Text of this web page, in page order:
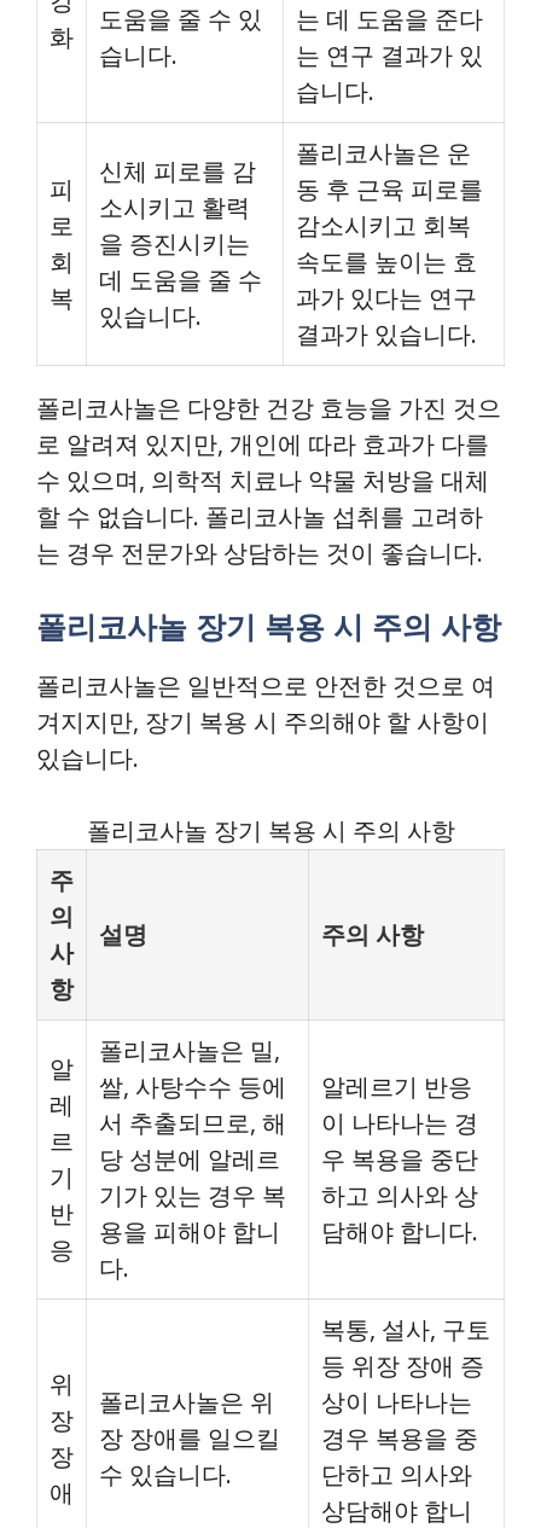
화
도움을 줄 수 있
습니다.
는 데 도움을 준다
는 연구 결과가 있
습니다.
피
로
회
복
신체 피로를 감
소시키고 활력
을 증진시키는
데 도움을 줄 수
있습니다.
폴리코사놀은 운
동 후 근육 피로를
감소시키고 회복
속도를 높이는 효
과가 있다는 연구
결과가 있습니다.
폴리코사놀은 다양한 건강 효능을 가진 것으
로 알려져 있지만, 개인에 따라 효과가 다를
수 있으며, 의학적 치료나 약물 처방을 대체
할 수 없습니다. 폴리코사놀 섭취를 고려하
는 경우 전문가와 상담하는 것이 좋습니다.
폴리코사놀 장기 복용 시 주의 사항
폴리코사놀은 일반적으로 안전한 것으로 여
겨지지만, 장기 복용 시 주의해야 할 사항이
있습니다.
폴리코사놀 장기 복용 시 주의 사항
주
의
사
항
설명 주의 사항
알
레
르
기
반
응
폴리코사놀은 밀,
쌀, 사탕수수 등에
서 추출되므로, 해
당 성분에 알레르
기가 있는 경우 복
용을 피해야 합니
다.
알레르기 반응
이 나타나는 경
우 복용을 중단
하고 의사와 상
담해야 합니다.
위
장
장
애
폴리코사놀은 위
장 장애를 일으킬
수 있습니다.
복통, 설사, 구토
등 위장 장애 증
상이 나타나는
경우 복용을 중
단하고 의사와
상담해야 합니